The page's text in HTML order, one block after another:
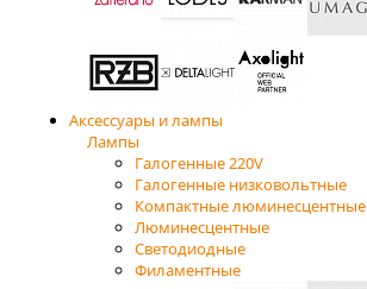
Аксессуары и лампы
Лампы
Галогенные 220V
Галогенные низковольтные
Компактные люминесцентные
Люминесцентные
Светодиодные
Филаментные